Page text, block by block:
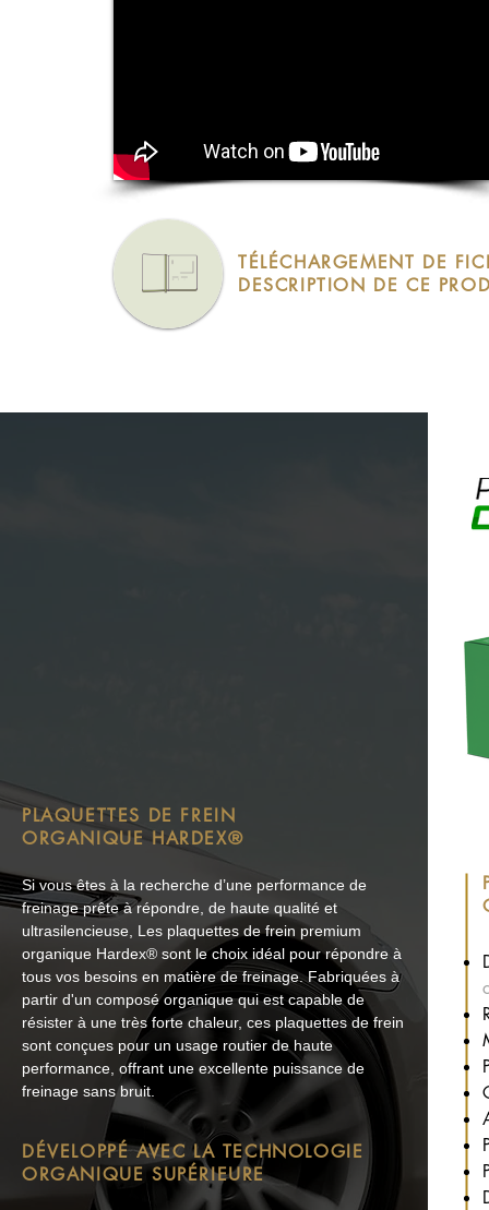
TÉLÉCHARGEMENT DE
DESCRIPTION DE CE
PLAQUETTES DE FREIN
ORGANIQUE HARDEX®
Si vous êtes à la recherche d’une performance de
freinage prête à répondre, de haute qualité et
ultrasilencieuse, Les plaquettes de frein premium
organique Hardex® sont le choix idéal pour répondre à
tous vos besoins en matière de freinage. Fabriquées à
partir d'un composé organique qui est capable de
résister à une très forte chaleur, ces plaquettes de frein
sont conçues pour un usage routier de haute
performance, offrant une excellente puissance de
freinage sans bruit.
DÉVELOPPÉ AVEC LA TECHNOLOGIE
ORGANIQUE SUPÉRIEURE